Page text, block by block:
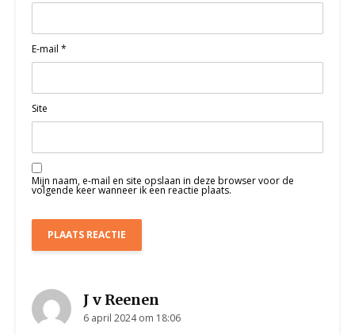
E-mail *
Site
Mijn naam, e-mail en site opslaan in deze browser voor de
volgende keer wanneer ik een reactie plaats.
J v Reenen
6 april 2024 om 18:06